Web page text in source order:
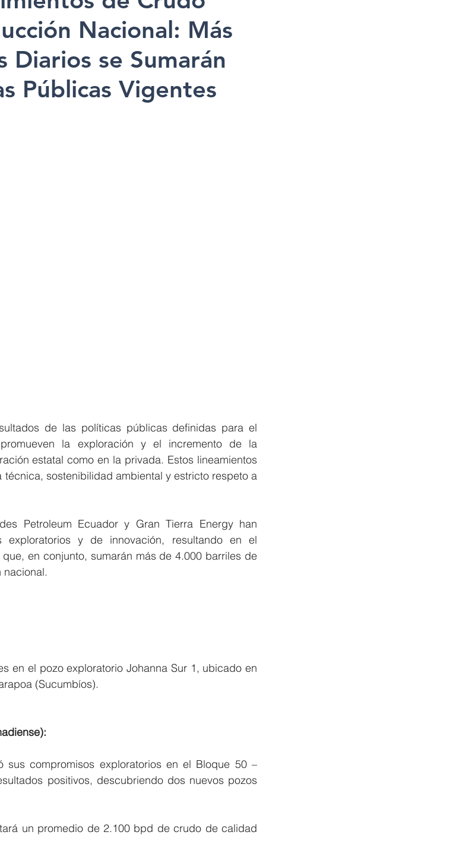
Nacional: Más
Diarios se Sumarán
Públicas Vigentes
de las políticas públicas definidas para el
la exploración y el incremento de la
estatal como en la privada. Estos lineamientos
sostenibilidad ambiental y estricto respeto a
Petroleum Ecuador y Gran Tierra Energy han
exploratorios y de innovación, resultando en el
en conjunto, sumarán más de 4.000 barriles de
en el pozo exploratorio Johanna Sur 1, ubicado en
(Sucumbíos).
sus compromisos exploratorios en el Bloque 50 –
positivos, descubriendo dos nuevos pozos
un promedio de 2.100 bpd de crudo de calidad